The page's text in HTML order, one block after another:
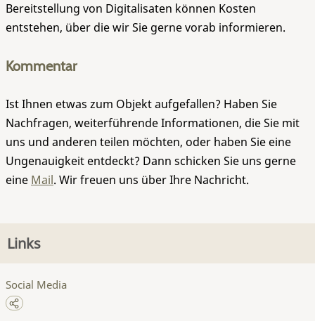
Bereitstellung von Digitalisaten können Kosten
entstehen, über die wir Sie gerne vorab informieren.
Kommentar
Ist Ihnen etwas zum Objekt aufgefallen? Haben Sie
Nachfragen, weiterführende Informationen, die Sie mit
uns und anderen teilen möchten, oder haben Sie eine
Ungenauigkeit entdeckt? Dann schicken Sie uns gerne
eine Mail. Wir freuen uns über Ihre Nachricht.
Links
Social Media